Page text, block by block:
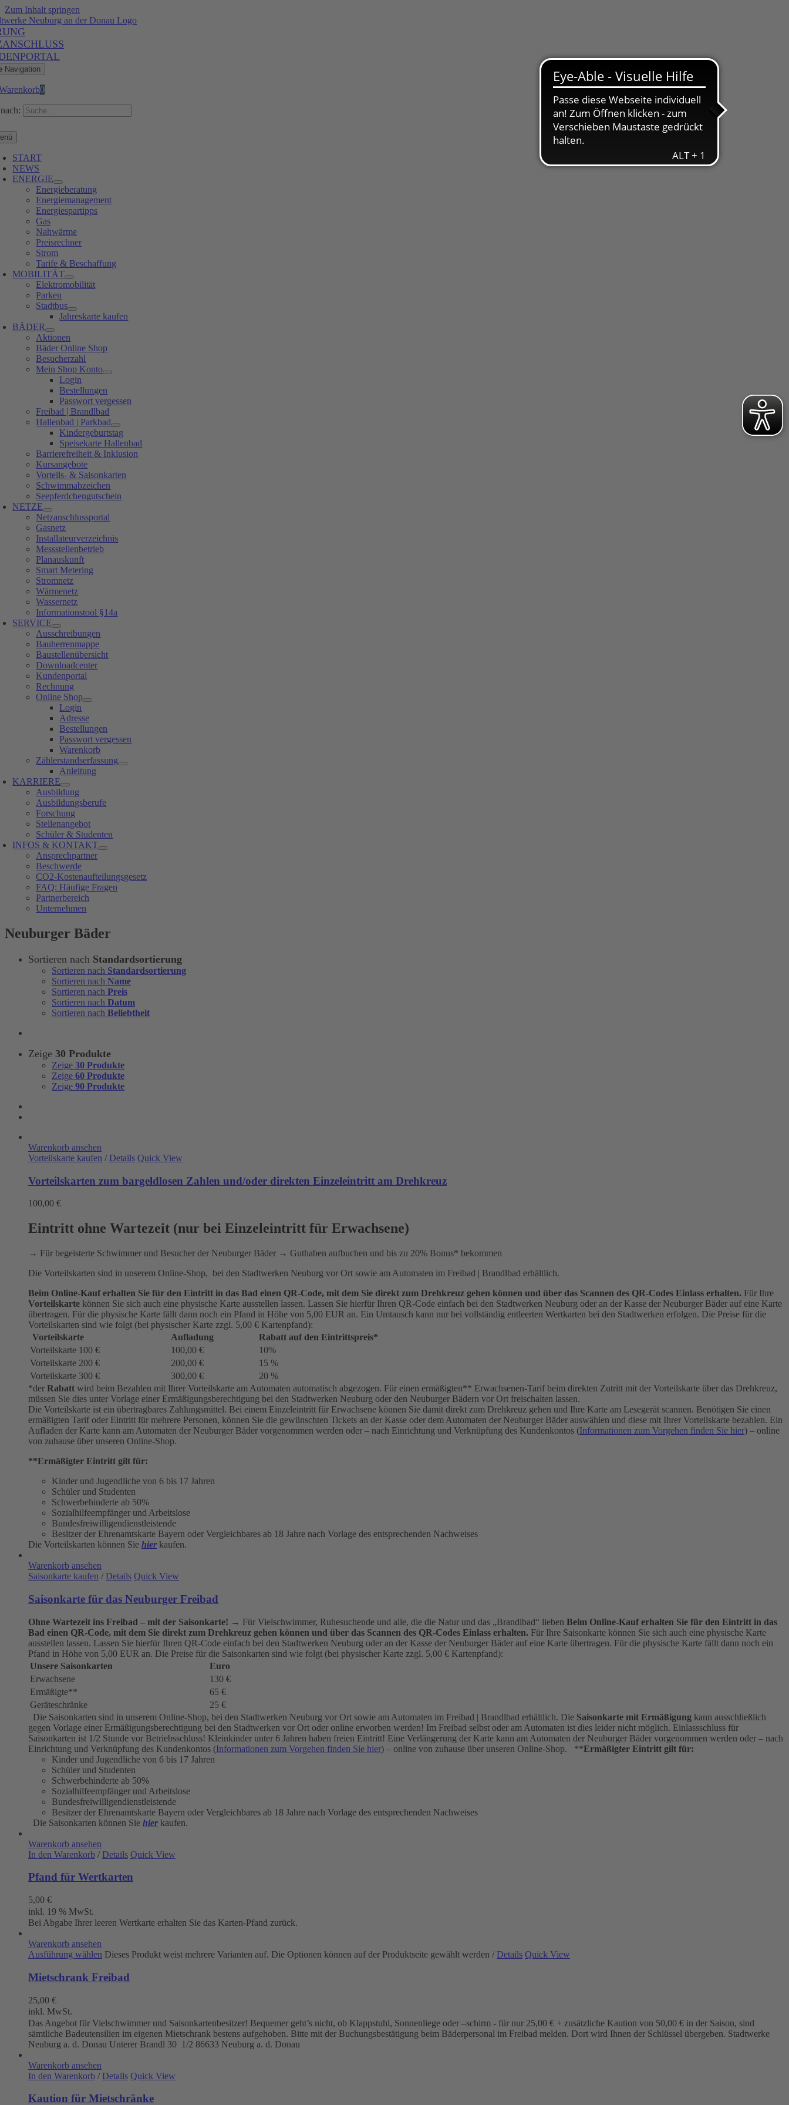
Zum Inhalt springen
Navigation
0
START
NEWS
ENERGIE
Energieberatung
Energiemanagement
Energiespartipps
Gas
Nahwärme
Preisrechner
Strom
Tarife & Beschaffung
MOBILITÄT
Elektromobilität
Parken
Stadtbus
Jahreskarte kaufen
BÄDER
Aktionen
Bäder Online Shop
Besucherzahl
Mein Shop Konto
Login
Bestellungen
Passwort vergessen
Freibad | Brandlbad
Hallenbad | Parkbad
Kindergeburtstag
Speisekarte Hallenbad
Barrierefreiheit & Inklusion
Kursangebote
Vorteils- & Saisonkarten
Schwimmabzeichen
Seepferdchengutschein
NETZE
Netzanschlussportal
Gasnetz
Installateurverzeichnis
Messstellenbetrieb
Planauskunft
Smart Metering
Stromnetz
Wärmenetz
Wassernetz
Informationstool §14a
SERVICE
Ausschreibungen
Bauherrenmappe
Baustellenübersicht
Downloadcenter
Kundenportal
Rechnung
Online Shop
Login
Adresse
Bestellungen
Passwort vergessen
Warenkorb
Zählerstandserfassung
Anleitung
KARRIERE
Ausbildung
Ausbildungsberufe
Forschung
Stellenangebot
Schüler & Studenten
INFOS & KONTAKT
Ansprechpartner
Beschwerde
CO2-Kostenaufteilungsgesetz
FAQ: Häufige Fragen
Partnerbereich
Unternehmen
Neuburger Bäder
Sortieren nach Standardsortierung
Sortieren nach Standardsortierung
Sortieren nach Name
Sortieren nach Preis
Sortieren nach Datum
Sortieren nach Beliebtheit
Zeige 30 Produkte
Zeige 30 Produkte
Zeige 60 Produkte
Zeige 90 Produkte
Warenkorb ansehen
Vorteilskarte kaufen / Details Quick View
Vorteilskarten zum bargeldlosen Zahlen und/oder direkten Einzeleintritt am Drehkreuz
100,00 €
Eintritt ohne Wartezeit (nur bei Einzeleintritt für Erwachsene)
→ Für begeisterte Schwimmer und Besucher der Neuburger Bäder → Guthaben aufbuchen und bis zu 20% Bonus* bekommen
Die Vorteilskarten sind in unserem Online-Shop, bei den Stadtwerken Neuburg vor Ort sowie am Automaten im Freibad | Brandlbad erhältlich.
Beim Online-Kauf erhalten Sie für den Eintritt in das Bad einen QR-Code, mit dem Sie direkt zum Drehkreuz gehen können und über das Scannen des QR-Codes Einlass erhalten. Für Ihre
Vorteilskarte können Sie sich auch eine physische Karte ausstellen lassen. Lassen Sie hierfür Ihren QR-Code einfach bei den Stadtwerken Neuburg oder an der Kasse der Neuburger Bäder auf eine Karte
übertragen. Für die physische Karte fällt dann noch ein Pfand in Höhe von 5,00 EUR an. Ein Umtausch kann nur bei vollständig entleerten Wertkarten bei den Stadtwerken erfolgen. Die Preise für die
Vorteilskarten sind wie folgt (bei physischer Karte zzgl. 5,00 € Kartenpfand):
Vorteilskarte
Aufladung
Rabatt auf den Eintrittspreis*
Vorteilskarte 100 €
100,00 €
10%
Vorteilskarte 200 €
200,00 €
15 %
Vorteilskarte 300 €
300,00 €
20 %
*der Rabatt wird beim Bezahlen mit Ihrer Vorteilskarte am Automaten automatisch abgezogen. Für einen ermäßigten** Erwachsenen-Tarif beim direkten Zutritt mit der Vorteilskarte über das Drehkreuz,
müssen Sie dies unter Vorlage einer Ermäßigungsberechtigung bei den Stadtwerken Neuburg oder den Neuburger Bädern vor Ort freischalten lassen.
Die Vorteilskarte ist ein übertragbares Zahlungsmittel. Bei einem Einzeleintritt für Erwachsene können Sie damit direkt zum Drehkreuz gehen und Ihre Karte am Lesegerät scannen. Benötigen Sie einen
ermäßigten Tarif oder Eintritt für mehrere Personen, können Sie die gewünschten Tickets an der Kasse oder dem Automaten der Neuburger Bäder auswählen und diese mit Ihrer Vorteilskarte bezahlen. Ein
Aufladen der Karte kann am Automaten der Neuburger Bäder vorgenommen werden oder – nach Einrichtung und Verknüpfung des Kundenkontos (Informationen zum Vorgehen finden Sie hier) – online
von zuhause über unseren Online-Shop.
**Ermäßigter Eintritt gilt für:
Kinder und Jugendliche von 6 bis 17 Jahren
Schüler und Studenten
Schwerbehinderte ab 50%
Sozialhilfeempfänger und Arbeitslose
Bundesfreiwilligendienstleistende
Besitzer der Ehrenamtskarte Bayern oder Vergleichbares ab 18 Jahre nach Vorlage des entsprechenden Nachweises
Die Vorteilskarten können Sie hier kaufen.
Warenkorb ansehen
Saisonkarte kaufen / Details Quick View
Saisonkarte für das Neuburger Freibad
Ohne Wartezeit ins Freibad – mit der Saisonkarte! → Für Vielschwimmer, Ruhesuchende und alle, die die Natur und das „Brandlbad“ lieben Beim Online-Kauf erhalten Sie für den Eintritt in das
Bad einen QR-Code, mit dem Sie direkt zum Drehkreuz gehen können und über das Scannen des QR-Codes Einlass erhalten. Für Ihre Saisonkarte können Sie sich auch eine physische Karte
ausstellen lassen. Lassen Sie hierfür Ihren QR-Code einfach bei den Stadtwerken Neuburg oder an der Kasse der Neuburger Bäder auf eine Karte übertragen. Für die physische Karte fällt dann noch ein
Pfand in Höhe von 5,00 EUR an. Die Preise für die Saisonkarten sind wie folgt (bei physischer Karte zzgl. 5,00 € Kartenpfand):
Unsere Saisonkarten
Euro
Erwachsene
130 €
Ermäßigte**
65 €
Geräteschränke
25 €
Die Saisonkarten sind in unserem Online-Shop, bei den Stadtwerken Neuburg vor Ort sowie am Automaten im Freibad | Brandlbad erhältlich. Die Saisonkarte mit Ermäßigung kann ausschließlich
gegen Vorlage einer Ermäßigungsberechtigung bei den Stadtwerken vor Ort oder online erworben werden! Im Freibad selbst oder am Automaten ist dies leider nicht möglich. Einlassschluss für
Saisonkarten ist 1/2 Stunde vor Betriebsschluss! Kleinkinder unter 6 Jahren haben freien Eintritt! Eine Verlängerung der Karte kann am Automaten der Neuburger Bäder vorgenommen werden oder – nach
Einrichtung und Verknüpfung des Kundenkontos (Informationen zum Vorgehen finden Sie hier) – online von zuhause über unseren Online-Shop. **Ermäßigter Eintritt gilt für:
Kinder und Jugendliche von 6 bis 17 Jahren
Schüler und Studenten
Schwerbehinderte ab 50%
Sozialhilfeempfänger und Arbeitslose
Bundesfreiwilligendienstleistende
Besitzer der Ehrenamtskarte Bayern oder Vergleichbares ab 18 Jahre nach Vorlage des entsprechenden Nachweises
Die Saisonkarten können Sie hier kaufen.
Warenkorb ansehen
In den Warenkorb / Details Quick View
Pfand für Wertkarten
5,00 €
inkl. 19 % MwSt.
Bei Abgabe Ihrer leeren Wertkarte erhalten Sie das Karten-Pfand zurück.
Warenkorb ansehen
Ausführung wählen Dieses Produkt weist mehrere Varianten auf. Die Optionen können auf der Produktseite gewählt werden / Details Quick View
Mietschrank Freibad
25,00 €
inkl. MwSt.
Das Angebot für Vielschwimmer und Saisonkartenbesitzer! Bequemer geht’s nicht, ob Klappstuhl, Sonnenliege oder –schirm - für nur 25,00 € + zusätzliche Kaution von 50,00 € in der Saison, sind
sämtliche Badeutensilien im eigenen Mietschrank bestens aufgehoben. Bitte mit der Buchungsbestätigung beim Bäderpersonal im Freibad melden. Dort wird Ihnen der Schlüssel übergeben. Stadtwerke
Neuburg a. d. Donau Unterer Brandl 30 1/2 86633 Neuburg a. d. Donau
Warenkorb ansehen
In den Warenkorb / Details Quick View
Kaution für Mietschränke